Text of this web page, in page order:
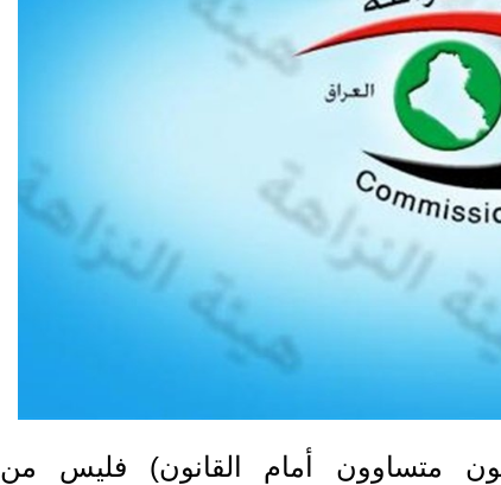
متساوون أمام القانون) فليس من